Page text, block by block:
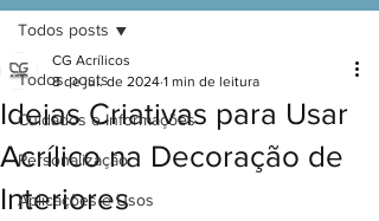
Todos posts
Cuidados e Informações
Personalização
Aplicações e Usos
Todos posts
Ideias Criativas para Usar
Acrílico na Decoração de
Interiores
CG Acrílicos
8 de jul. de 2024 1 min de leitura